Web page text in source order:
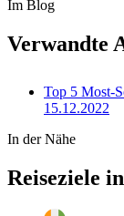
Im Blog
Verwandte
Top 5 Most-
15.12.2022
In der Nähe
Reiseziele